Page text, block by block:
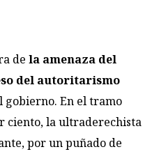
de la amenaza del
del autoritarismo
gobierno. En el tramo
ciento, la ultraderechista
por un puñado de